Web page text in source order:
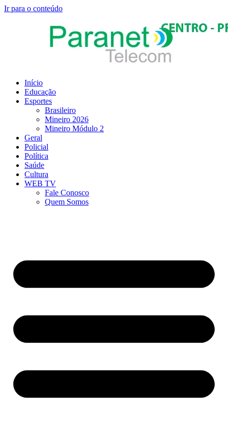
Ir para o conteúdo
Início
Educação
Esportes
Brasileiro
Mineiro 2026
Mineiro Módulo 2
Geral
Policial
Política
Saúde
Cultura
WEB TV
Fale Conosco
Quem Somos